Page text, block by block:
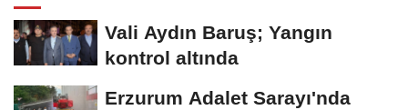
Vali Aydın Baruş; Yangın
kontrol altında
Erzurum Adalet Sarayı'nda